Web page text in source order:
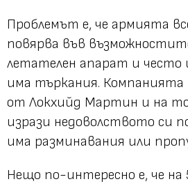
Проблемът е, че армията
повярва във
летателен апарат и често
има търкания. Компанията
от Локхийд Мартин и на
изрази недоволството си
има разминавания или
Нещо по-интересно е, че